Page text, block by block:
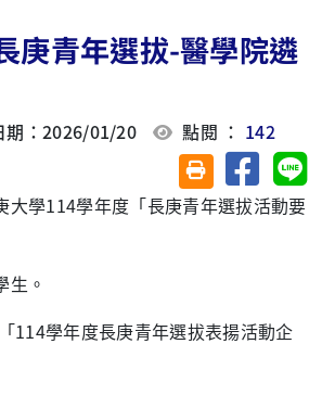
庚青年選拔-醫學院遴
期：2026/01/20 點閱 ： 142
友善列印(另開視
分享至
大學114學年度「長庚青年選拔活動要
生。
114學年度長庚青年選拔表揚活動企